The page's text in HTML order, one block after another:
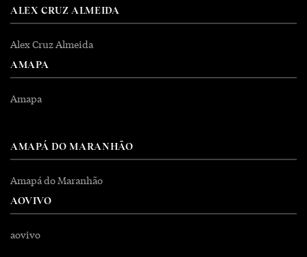
ALEX CRUZ ALMEIDA
Alex Cruz Almeida
AMAPA
Amapa
AMAPÁ DO MARANHÃO
Amapá do Maranhão
AOVIVO
aovivo